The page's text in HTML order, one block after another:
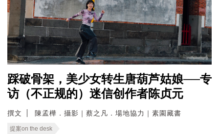
踩破骨架，美少女转生唐葫芦姑娘──专
访（不正规的）迷信创作者陈贞元
撰文 陳孟樺．攝影｜蔡之凡．場地協力｜素園藏書
提案on the desk